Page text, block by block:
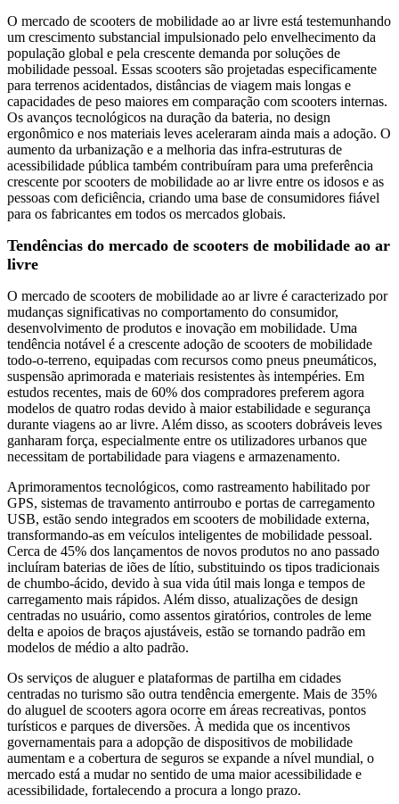
O mercado de scooters de mobilidade ao ar livre está testemunhando
um crescimento substancial impulsionado pelo envelhecimento da
população global e pela crescente demanda por soluções de
mobilidade pessoal. Essas scooters são projetadas especificamente
para terrenos acidentados, distâncias de viagem mais longas e
capacidades de peso maiores em comparação com scooters internas.
Os avanços tecnológicos na duração da bateria, no design
ergonômico e nos materiais leves aceleraram ainda mais a adoção. O
aumento da urbanização e a melhoria das infra-estruturas de
acessibilidade pública também contribuíram para uma preferência
crescente por scooters de mobilidade ao ar livre entre os idosos e as
pessoas com deficiência, criando uma base de consumidores fiável
para os fabricantes em todos os mercados globais.
Tendências do mercado de scooters de mobilidade ao ar
livre
O mercado de scooters de mobilidade ao ar livre é caracterizado por
mudanças significativas no comportamento do consumidor,
desenvolvimento de produtos e inovação em mobilidade. Uma
tendência notável é a crescente adoção de scooters de mobilidade
todo-o-terreno, equipadas com recursos como pneus pneumáticos,
suspensão aprimorada e materiais resistentes às intempéries. Em
estudos recentes, mais de 60% dos compradores preferem agora
modelos de quatro rodas devido à maior estabilidade e segurança
durante viagens ao ar livre. Além disso, as scooters dobráveis ​​leves
ganharam força, especialmente entre os utilizadores urbanos que
necessitam de portabilidade para viagens e armazenamento.
Aprimoramentos tecnológicos, como rastreamento habilitado por
GPS, sistemas de travamento antirroubo e portas de carregamento
USB, estão sendo integrados em scooters de mobilidade externa,
transformando-as em veículos inteligentes de mobilidade pessoal.
Cerca de 45% dos lançamentos de novos produtos no ano passado
incluíram baterias de iões de lítio, substituindo os tipos tradicionais
de chumbo-ácido, devido à sua vida útil mais longa e tempos de
carregamento mais rápidos. Além disso, atualizações de design
centradas no usuário, como assentos giratórios, controles de leme
delta e apoios de braços ajustáveis, estão se tornando padrão em
modelos de médio a alto padrão.
Os serviços de aluguer e plataformas de partilha em cidades
centradas no turismo são outra tendência emergente. Mais de 35%
do aluguel de scooters agora ocorre em áreas recreativas, pontos
turísticos e parques de diversões. À medida que os incentivos
governamentais para a adopção de dispositivos de mobilidade
aumentam e a cobertura de seguros se expande a nível mundial, o
mercado está a mudar no sentido de uma maior acessibilidade e
acessibilidade, fortalecendo a procura a longo prazo.